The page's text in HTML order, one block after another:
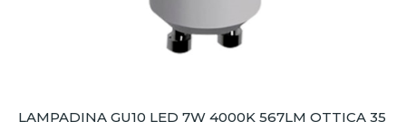
LAMPADINA GU10 LED 7W 4000K 567LM OTTICA 35